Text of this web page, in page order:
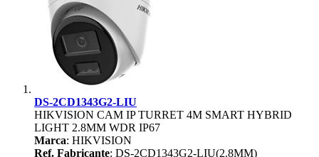
DS-2CD1343G2-LIU
HIKVISION CAM IP TURRET 4M SMART HYBRID
LIGHT 2.8MM WDR IP67
Marca: HIKVISION
Ref. Fabricante: DS-2CD1343G2-LIU(2.8MM)